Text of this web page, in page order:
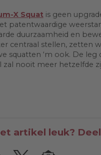
X Squat is geen
patentwaardige
duurzaamheid en
centraal stellen, zetten
squatten ‘m ook. De leg
zal nooit meer hetzelfde
artikel leuk?